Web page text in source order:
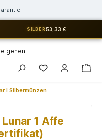
SILBER 53,33 €
Du hast 0
I Silbermünzen
1 Affe